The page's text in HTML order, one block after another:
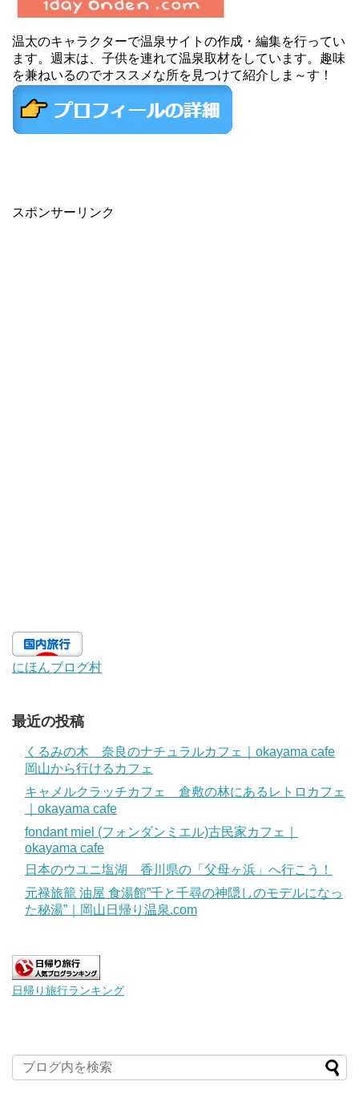
温太のキャラクターで温泉サイトの作成・編集を行ってい
ます。週末は、子供を連れて温泉取材をしています。趣味
を兼ねいるのでオススメな所を見つけて紹介しま～す！
スポンサーリンク
にほんブログ村
最近の投稿
くるみの木 奈良のナチュラルカフェ｜okayama cafe
岡山から行けるカフェ
キャメルクラッチカフェ 倉敷の林にあるレトロカフェ
｜okayama cafe
fondant miel (フォンダンミエル)古民家カフェ｜
okayama cafe
日本のウユニ塩湖 香川県の「父母ヶ浜」へ行こう！
元禄旅籠 油屋 食湯館”千と千尋の神隠しのモデルになっ
た秘湯”｜岡山日帰り温泉.com
日帰り旅行ランキング